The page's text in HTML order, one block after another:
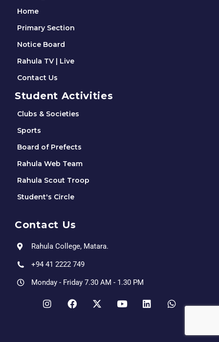
Home
Primary Section
Notice Board
Rahula TV | Live
Contact Us
Student Activities
Clubs & Societies
Sports
Board of Prefects
Rahula Web Team
Rahula Scout Troop
Student's Circle
Contact Us
Rahula College, Matara.
+94 41 2222 749
Monday - Friday 7.30 AM - 1.30 PM